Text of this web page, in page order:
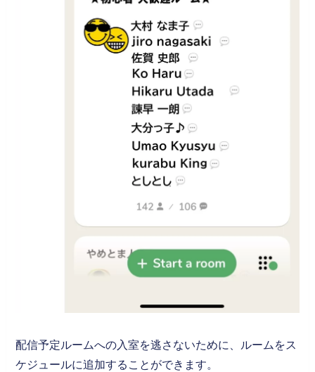
配信予定ルームへの入室を逃さないために、ルームをス
ケジュールに追加することができます。